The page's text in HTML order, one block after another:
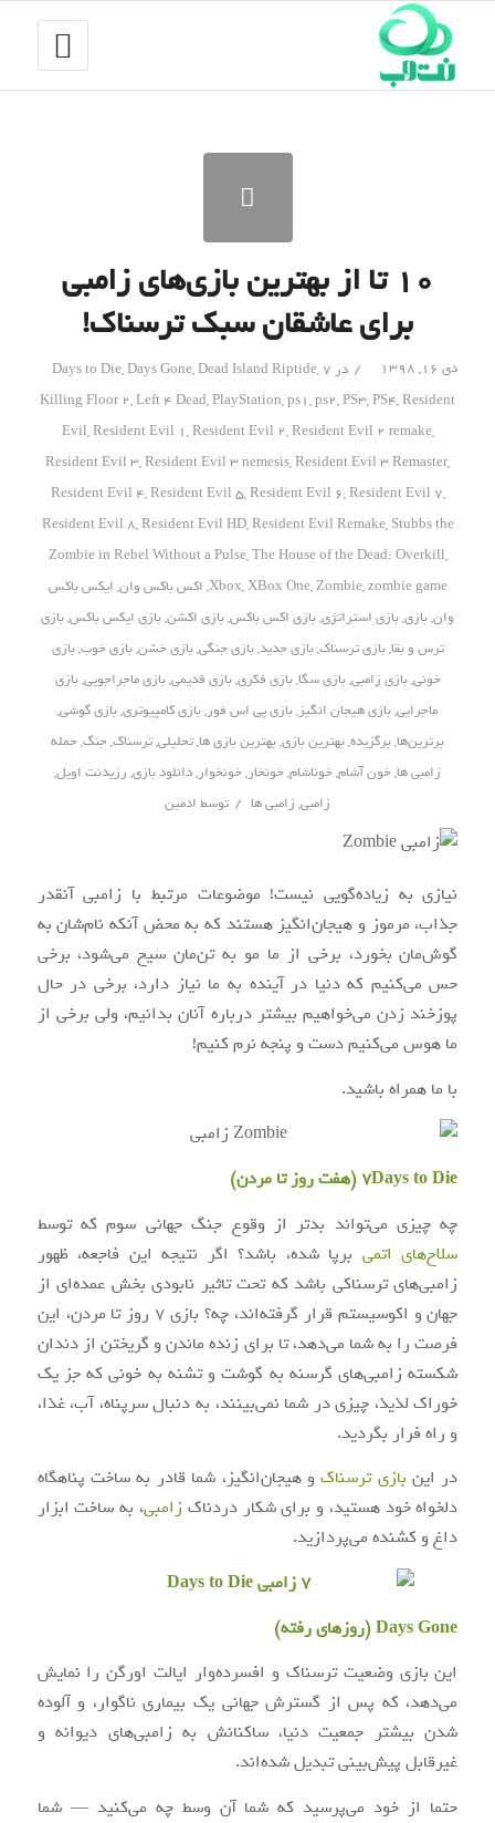
۱۰ تا از بهترین بازی‌های زامبی
برای عاشقان سبک ترسناک!
دی ۱۶, ۱۳۹۸ / در 7 Days to Die
,Days Gone,Dead Island Riptide,
Killing Floor 2,Left 4 Dead,PlayStation,ps1,ps2,PS3,PS4,Resident
Evil,Resident Evil 1,Resident Evil 2,Resident Evil 2 remake,
Resident Evil 3,Resident Evil 3 nemesis,Resident Evil 3 Remaster,
Resident Evil 4,Resident Evil 5,Resident Evil 6,Resident Evil 7,
Resident Evil 8,Resident Evil HD,Resident Evil Remake, Stubbs the
Zombie in Rebel Without a Pulse,The House of the Dead: Overkill,
Xbox,XBox One,Zombie,zombie game
, اکس باکس وان, ایکس باکس
وان,بازی,بازی استراتژی,بازی اکس باکس,بازی اکشن,بازی ایکس باکس,بازی
ترس و بقا,بازی ترسناک,بازی جدید,بازی جنگی,بازی خشن,بازی خوب,بازی
خونی,بازی زامبی,بازی سگا,بازی فکری,بازی قدیمی,بازی ماجراجویی,بازی
ماجرایی,بازی هیجان انگیز,بازی پی اس فور,بازی کامپیوتری,بازی گوشی,
برترین‌ها,برگزیده,بهترین بازی,بهترین بازی ها,تحلیلی,ترسناک,جنگ,حمله
زامبی ها,خون آشام,خوناشام,خونخار,خونخوار,دانلود بازی, رزیدنت اویل,
زامبی, زامبی ها / توسط ادمین
نیازی به زیاده‌گویی نیست! موضوعات مرتبط با زامبی آنقدر
جذاب، مرموز و هیجان‌انگیز هستند که به محض آنکه نام‌شان به
گوش‌مان بخورد، برخی از ما مو به تن‌مان سیخ می‌شود، برخی
حس می‌کنیم که دنیا در آینده به ما نیاز دارد، برخی در حال
پوزخند زدن می‌خواهیم بیشتر درباره آنان بدانیم، ولی برخی از
ما هوس می‌کنیم دست و پنجه نرم کنیم!
با ما همراه باشید.
7Days to Die (هفت روز تا مردن)
چه چیزی می‌تواند بدتر از وقوع جنگ جهانی سوم که توسط
سلاح‌های اتمی برپا شده، باشد؟ اگر نتیجه این فاجعه، ظهور
زامبی‌های ترسناکی باشد که تحت تاثیر نابودی بخش عمده‌ای از
جهان و اکوسیستم قرار گرفته‌اند، چه؟ بازی ۷ روز تا مردن، این
فرصت را به شما می‌دهد، تا برای زنده ماندن و گریختن از دندان
شکسته زامبی‌های گرسنه به گوشت و تشنه به خونی که جز یک
خوراک لذیذ، چیزی در شما نمی‌بینند، به دنبال سرپناه، آب، غذا،
و راه فرار بگردید.
در این بازی ترسناکو هیجان‌انگیز، شما قادر به ساخت پناهگاه
دلخواه خود هستید، و برای شکار دردناک زامبی، به ساخت ابزار
داغ و کشنده می‌پردازید.
Days Gone (روزهای رفته)
این بازی وضعیت ترسناک و افسرده‌وار ایالت اورگن را نمایش
می‌دهد، که پس از گسترش جهانی یک بیماری ناگوار، و آلوده
شدن بیشتر جمعیت دنیا، ساکنانش به زامبی‌های دیوانه و
غیرقابل پیش‌بینی تبدیل شده‌اند.
حتما از خود می‌پرسید که شما آن وسط چه می‌کنید — شما